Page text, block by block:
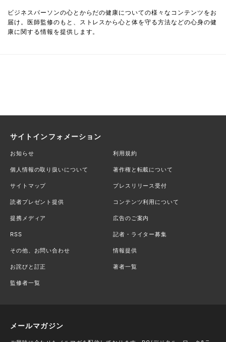
ビジネスパーソンの心とからだの健康についての様々なコンテンツをお
届け。医師監修のもと、ストレスから心と体を守る方法などの心身の健
康に関する情報を提供します。
サイトインフォメーション
お知らせ 利用規約
個人情報の取り扱いについて 著作権と転載について
サイトマップ プレスリリース受付
読者プレゼント提供 コンテンツ利用について
提携メディア 広告のご案内
RSS 記者・ライター募集
その他、お問い合わせ 情報提供
お詫びと訂正 著者一覧
監修者一覧
メールマガジン